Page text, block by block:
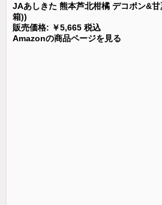
JAあしきた 熊本芦北柑橘 デコポン&
箱))
販売価格: ￥5,665 税込
Amazonの商品ページを見る